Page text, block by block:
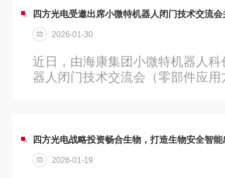
作2025年度工作报告，回顾公司
路径，总结2025年业绩成效。同
探讨了2026年经营目标及未来三
划，为公司的经营发展指明方向
位副总裁...
四方光电受邀出席小微特机器人闭门技术交流
2026-01-30
近日，由海康集团小微特机器人科
器人闭门技术交流会（零部件应用
立自强与安全应急能力建设，机
方向，正迎来前所未有的发展机遇
景反向定义技术路径，用需求牵
四方光电战略投资畅合生物，打造生物安全智
2026-01-19